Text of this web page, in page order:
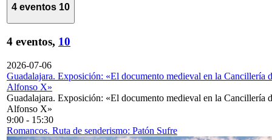
4 eventos 10
4 eventos, 10
2026-07-06
Guadalajara. Exposición: «El documento medieval en la Cancillería
Alfonso X»
Guadalajara. Exposición: «El documento medieval en la Cancillería
Alfonso X»
9:00 - 15:30
Romancos. Ruta de senderismo: Patón Sufre